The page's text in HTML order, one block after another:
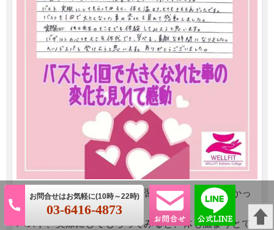
03-6416-4873
今回、ボディとデコルテの復習もでき、とてもよかっ
たです。
バスト、実際にしてもらってみると、体も温まりとて